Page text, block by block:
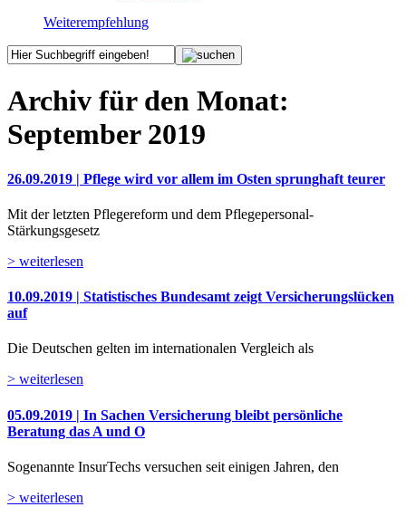
Weiterempfehlung
Archiv für den Monat:
September 2019
26.09.2019 | Pflege wird vor allem im Osten sprunghaft teurer
Mit der letzten Pflegereform und dem Pflegepersonal-
Stärkungsgesetz
> weiterlesen
10.09.2019 | Statistisches Bundesamt zeigt Versicherungslücken
auf
Die Deutschen gelten im internationalen Vergleich als
> weiterlesen
05.09.2019 | In Sachen Versicherung bleibt persönliche
Beratung das A und O
Sogenannte InsurTechs versuchen seit einigen Jahren, den
> weiterlesen